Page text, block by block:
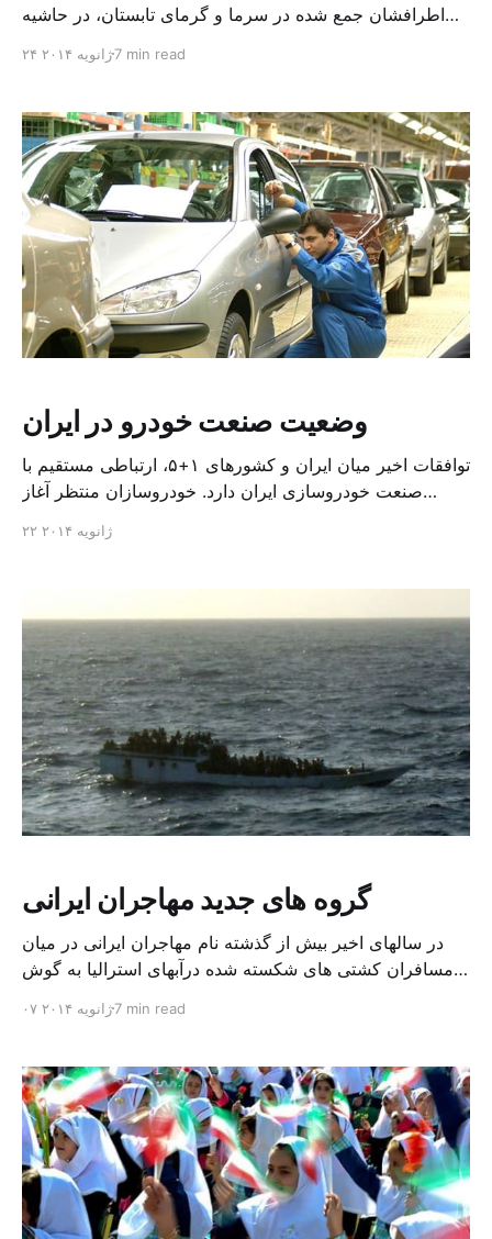
اطرافشان جمع شده در سرما و گرمای تابستان، در حاشیه
برخی دیگر از شهرهای بزرگ ایران جزء لاینفک دنیای شهری
۲۴ ژانویه ۲۰۱۴7 min read
وضعیت صنعت خودرو در ایران
توافقات اخیر میان ایران و کشورهای ۱+۵، ارتباطی مستقیم با
صنعت خودروسازی ایران دارد. خودروسازان منتظر آغاز
خودروسازی هستند، اما آنچنان که احمد نعمت بخش، دبیر
۲۲ ژانویه ۲۰۱۴
گروه های جدید مهاجران ایرانی
در سالهای اخیر بیش از گذشته نام مهاجران ایرانی در میان
مسافران کشتی های شکسته شده درآبهای استرالیا به گوش
ها چندان زیاد نبود اکنون جایگاه نخست را در میان مسافران
جدیدی از […]
۰۷ ژانویه ۲۰۱۴7 min read